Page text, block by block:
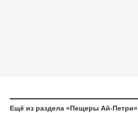
Ещё из раздела «Пещеры Ай-Петри»